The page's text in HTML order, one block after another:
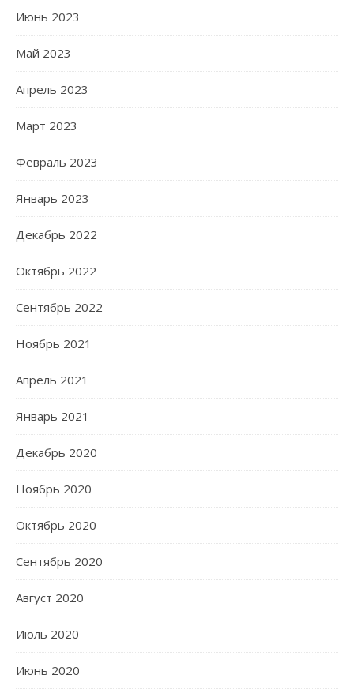
Июнь 2023
Май 2023
Апрель 2023
Март 2023
Февраль 2023
Январь 2023
Декабрь 2022
Октябрь 2022
Сентябрь 2022
Ноябрь 2021
Апрель 2021
Январь 2021
Декабрь 2020
Ноябрь 2020
Октябрь 2020
Сентябрь 2020
Август 2020
Июль 2020
Июнь 2020